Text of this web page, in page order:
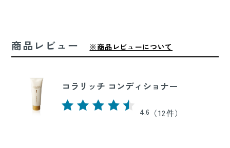
商品レビュー ※商品レビューについて
コラリッチ コンディショナー
4.6 （12件）